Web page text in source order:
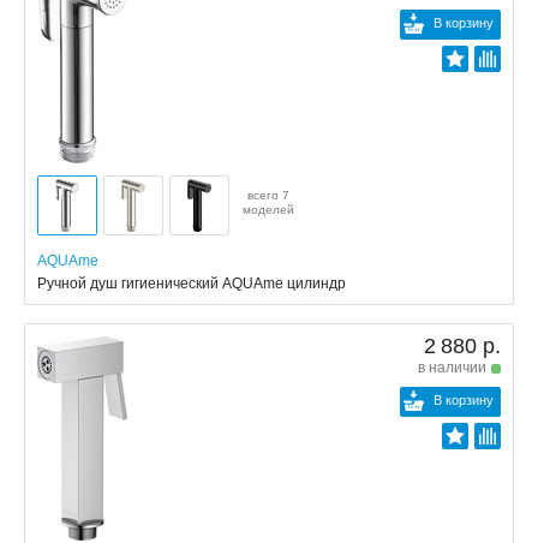
В корзину
всего 7
моделей
AQUAme
Ручной душ гигиенический AQUAme цилиндр
2 880 р.
в наличии
В корзину